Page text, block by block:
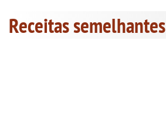
Receitas semelhantes